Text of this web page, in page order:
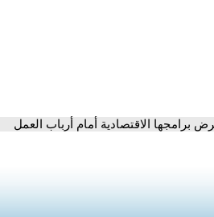
برامجها الاقتصادية أمام أرباب العمل